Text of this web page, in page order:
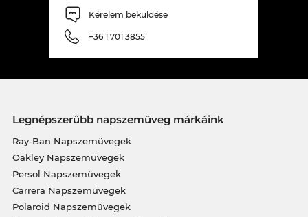
Kérelem beküldése
+36 1 701 3855
Legnépszerűbb napszemüveg márkáink
Ray-Ban Napszemüvegek
Oakley Napszemüvegek
Persol Napszemüvegek
Carrera Napszemüvegek
Polaroid Napszemüvegek